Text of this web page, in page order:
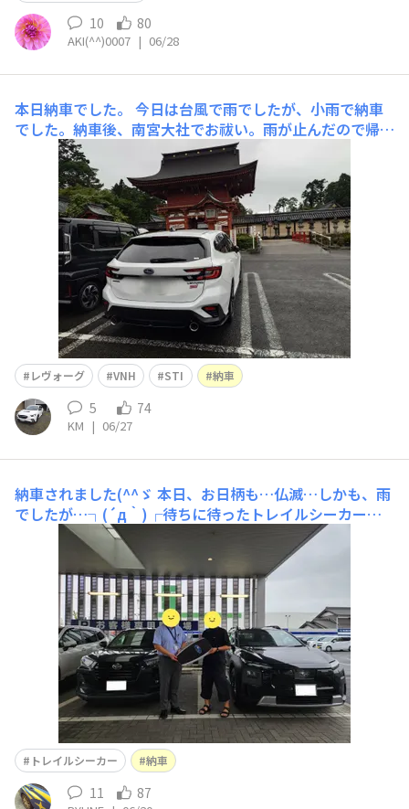
10 80
AKI(^^)0007 | 06/28
本日納車でした。 今日は台風で雨でしたが、小雨で納車
でした。納車後、南宮大社でお祓い。雨が止んだので帰宅
して洗車。STiパーツをとりあえずつけてみました。レー
ダー探知機付けてみました。
レヴォーグ VNH STI 納車
5 74
KM | 06/27
納車されました(^^ゞ 本日、お日柄も…仏滅…しかも、雨
でしたが…┐(´д｀)┌待ちに待ったトレイルシーカーが
納車されました( ≧∀≦)ノでっかいキー持っているのは2
0年以上縁のある店長です(笑)担当営業さんから1時間～1
時間半くらいかかりますと言われ、何でそんなにかかるか
と思っていたら…T-Connectの登録、設定で苦
トレイルシーカー 納車
11 87